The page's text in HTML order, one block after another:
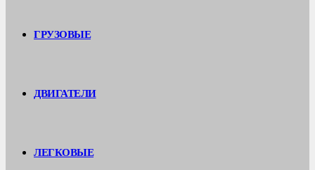
ГРУЗОВЫЕ
ДВИГАТЕЛИ
ЛЕГКОВЫЕ